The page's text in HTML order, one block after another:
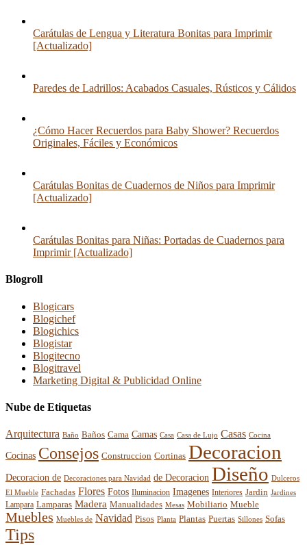
Carátulas de Lengua y Literatura Bonitas para Imprimir
[Actualizado]
Paredes de Ladrillos: Acabados Casuales, Rústicos y Cálidos
¿Cómo Hacer Recuerdos para Baby Shower? Recuerdos
Originales, Fáciles y Económicos
Carátulas Bonitas de Cuadernos de Niños para Imprimir
[Actualizado]
Carátulas Bonitas para Niñas: Portadas de Cuadernos para
Imprimir [Actualizado]
Blogroll
Blogicars
Blogichef
Blogichics
Blogistar
Blogitecno
Blogitravel
Marketing Digital & Publicidad Online
Nube de Etiquetas
Arquitectura Baño Baños Cama Camas Casa Casa de Lujo Casas Cocina
Cocinas Consejos Construccion Cortinas Decoracion
Decoracion de Decoraciones para Navidad de Decoracion Diseño Dulceros
El Mueble Fachadas Flores Fotos Iluminacion Imagenes Interiores Jardin Jardines
Lampara Lamparas Madera Manualidades Mesas Mobiliario Mueble
Muebles Muebles de Navidad Pisos Planta Plantas Puertas Sillones Sofas
Tips